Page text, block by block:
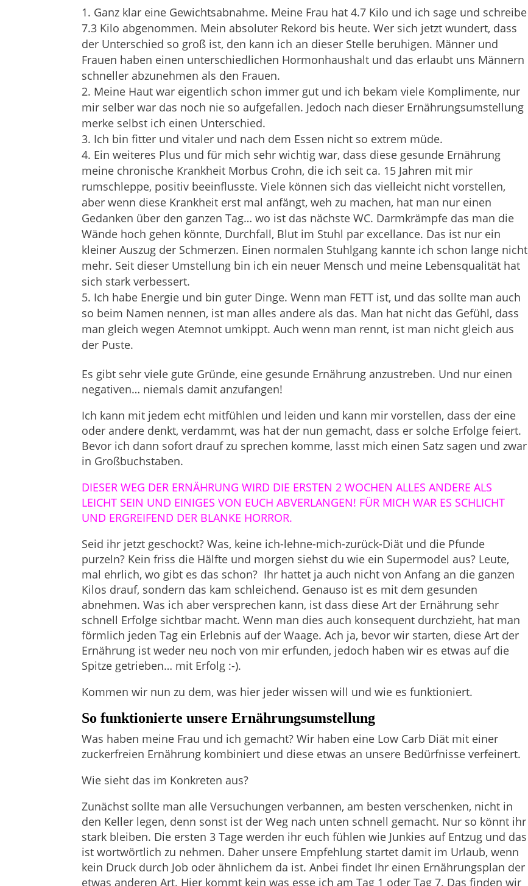
Ganz klar eine Gewichtsabnahme. Meine Frau hat 4.7 Kilo und ich sage und schreibe
7.3 Kilo abgenommen. Mein absoluter Rekord bis heute. Wer sich jetzt wundert, dass
der Unterschied so groß ist, den kann ich an dieser Stelle beruhigen. Männer und
Frauen haben einen unterschiedlichen Hormonhaushalt und das erlaubt uns Männern
schneller abzunehmen als den Frauen.
Meine Haut war eigentlich schon immer gut und ich bekam viele Komplimente, nur
mir selber war das noch nie so aufgefallen. Jedoch nach dieser Ernährungsumstellung
merke selbst ich einen Unterschied.
Ich bin fitter und vitaler und nach dem Essen nicht so extrem müde.
Ein weiteres Plus und für mich sehr wichtig war, dass diese gesunde Ernährung
meine chronische Krankheit Morbus Crohn, die ich seit ca. 15 Jahren mit mir
rumschleppe, positiv beeinflusste. Viele können sich das vielleicht nicht vorstellen,
aber wenn diese Krankheit erst mal anfängt, weh zu machen, hat man nur einen
Gedanken über den ganzen Tag… wo ist das nächste WC. Darmkrämpfe das man die
Wände hoch gehen könnte, Durchfall, Blut im Stuhl par excellance. Das ist nur ein
kleiner Auszug der Schmerzen. Einen normalen Stuhlgang kannte ich schon lange nicht
mehr. Seit dieser Umstellung bin ich ein neuer Mensch und meine Lebensqualität hat
sich stark verbessert.
Ich habe Energie und bin guter Dinge. Wenn man FETT ist, und das sollte man auch
so beim Namen nennen, ist man alles andere als das. Man hat nicht das Gefühl, dass
man gleich wegen Atemnot umkippt. Auch wenn man rennt, ist man nicht gleich aus
der Puste.
Es gibt sehr viele gute Gründe, eine gesunde Ernährung anzustreben. Und nur einen
negativen… niemals damit anzufangen!
Ich kann mit jedem echt mitfühlen und leiden und kann mir vorstellen, dass der eine
oder andere denkt, verdammt, was hat der nun gemacht, dass er solche Erfolge feiert.
Bevor ich dann sofort drauf zu sprechen komme, lasst mich einen Satz sagen und zwar
in Großbuchstaben.
DIESER WEG DER ERNÄHRUNG WIRD DIE ERSTEN 2 WOCHEN ALLES ANDERE ALS
LEICHT SEIN UND EINIGES VON EUCH ABVERLANGEN! FÜR MICH WAR ES SCHLICHT
UND ERGREIFEND DER BLANKE HORROR.
Seid ihr jetzt geschockt? Was, keine ich-lehne-mich-zurück-Diät und die Pfunde
purzeln? Kein friss die Hälfte und morgen siehst du wie ein Supermodel aus? Leute,
mal ehrlich, wo gibt es das schon? Ihr hattet ja auch nicht von Anfang an die ganzen
Kilos drauf, sondern das kam schleichend. Genauso ist es mit dem gesunden
abnehmen. Was ich aber versprechen kann, ist dass diese Art der Ernährung sehr
schnell Erfolge sichtbar macht. Wenn man dies auch konsequent durchzieht, hat man
förmlich jeden Tag ein Erlebnis auf der Waage. Ach ja, bevor wir starten, diese Art der
Ernährung ist weder neu noch von mir erfunden, jedoch haben wir es etwas auf die
Spitze getrieben… mit Erfolg :-).
Kommen wir nun zu dem, was hier jeder wissen will und wie es funktioniert.
So funktionierte unsere Ernährungsumstellung
Was haben meine Frau und ich gemacht? Wir haben eine Low Carb Diät mit einer
zuckerfreien Ernährung kombiniert und diese etwas an unsere Bedürfnisse verfeinert.
Wie sieht das im Konkreten aus?
Zunächst sollte man alle Versuchungen verbannen, am besten verschenken, nicht in
den Keller legen, denn sonst ist der Weg nach unten schnell gemacht. Nur so könnt ihr
stark bleiben. Die ersten 3 Tage werden ihr euch fühlen wie Junkies auf Entzug und das
ist wortwörtlich zu nehmen. Daher unsere Empfehlung startet damit im Urlaub, wenn
kein Druck durch Job oder ähnlichem da ist. Anbei findet Ihr einen Ernährungsplan der
etwas anderen Art. Hier kommt kein was esse ich am Tag 1 oder Tag 7. Das finden wir